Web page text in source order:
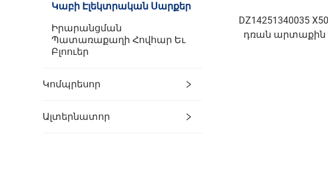
Կաբի Էլեկտրական Սարքեր
Իրարանցման
Պատառաքաղի Հովհար Եւ
Բլոուեր
Կոմպրեսոր
Ալտերնատոր
DZ14251340035
դռան արտաքին